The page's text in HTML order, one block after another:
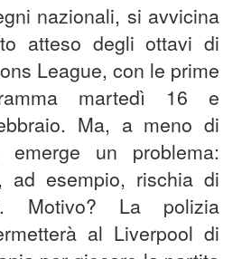
nazionali, si avvicina
atteso degli ottavi di
League, con le prime
martedì 16 e
Ma, a meno di
emerge un problema:
ad esempio, rischia di
Motivo? La polizia
al Liverpool di